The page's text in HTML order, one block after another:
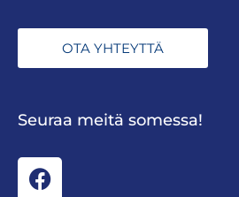
OTA YHTEYTTÄ
Seuraa meitä somessa!